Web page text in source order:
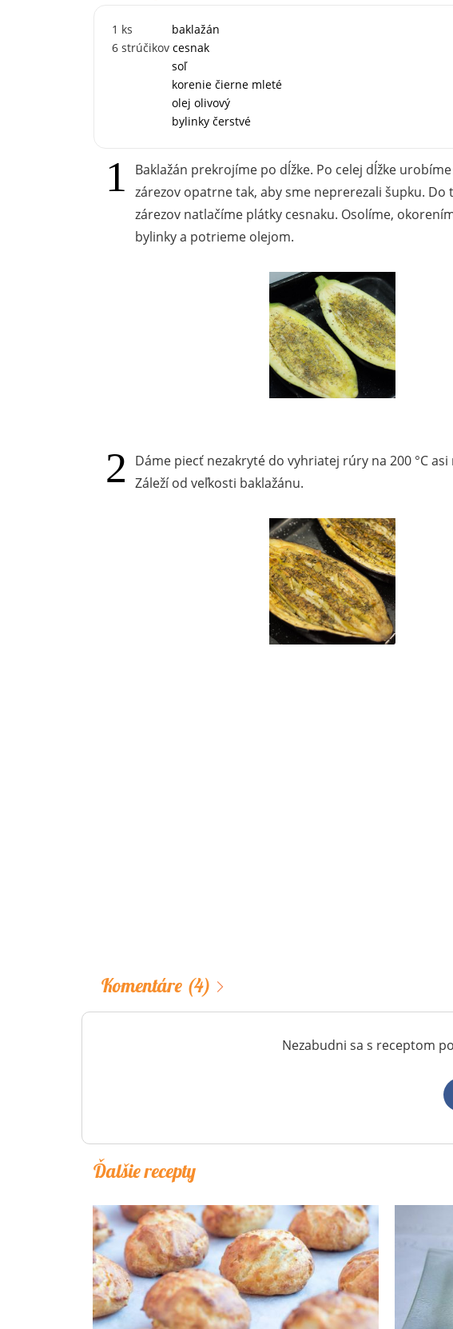
1 ks
baklažán
6 strúčikov cesnak
soľ
korenie čierne mleté
olej olivový
bylinky čerstvé
Baklažán prekrojíme po dĺžke. Po celej dĺžke
zárezov opatrne tak, aby sme neprerezali šupku. Do
zárezov natlačíme plátky cesnaku. Osolíme,
bylinky a potrieme olejom.
Dáme piecť nezakryté do vyhriatej rúry na 200 °C
Záleží od veľkosti baklažánu.
Komentáre (4)
Nezabudni sa s receptom
Ďalšie recepty